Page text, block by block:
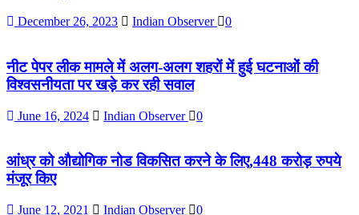
December 26, 2023 Indian Observer 0
नीट पेपर लीक मामले में अलग-अलग शहरों में हुई घटनाओं की
विश्वसनीयता पर खड़े कर रही सवाल
June 16, 2024 Indian Observer 0
आंध्र को औद्योगिक नोड विकसित करने के लिए,448 करोड़ रुपये
मंजूर किए
June 12, 2021 Indian Observer 0